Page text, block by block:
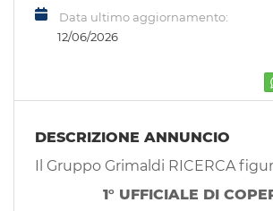
EN
Data ultimo aggiornamento:
12/06/2026
DESCRIZIONE ANNUNCIO
Il Gruppo Grimaldi RICERCA
1° UFFICIALE DI